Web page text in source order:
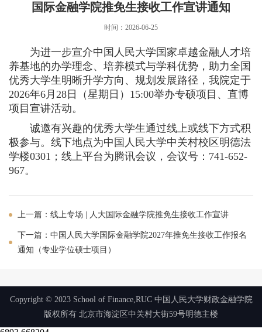
国际金融学院推免生接收工作宣讲通知
时间：2026-06-25
为进一步宣介中国人民大学国家卓越金融人才培
养基地的办学理念、培养模式与学科优势，助力全国
优秀大学生明晰升学方向、规划发展路径，我院定于
2026年6月28日（星期日）15:00举办专硕项目、直博
项目宣讲活动。
诚邀有兴趣的优秀大学生通过线上或线下方式积
极参与。线下地点为中国人民大学中关村校区明德法
学楼0301；线上平台为腾讯会议，会议号：741-652-
967。
上一篇：线上专场 | 人大国际金融学院推免生接收工作宣讲
下一篇：中国人民大学国际金融学院2027年推免生接收工作报名
通知（专业学位硕士项目）
Copyright © 2023 School of Finance,RUC 中国人民大学财政金融学院
版权所有 北京市海淀区中关村大街59号明德主楼